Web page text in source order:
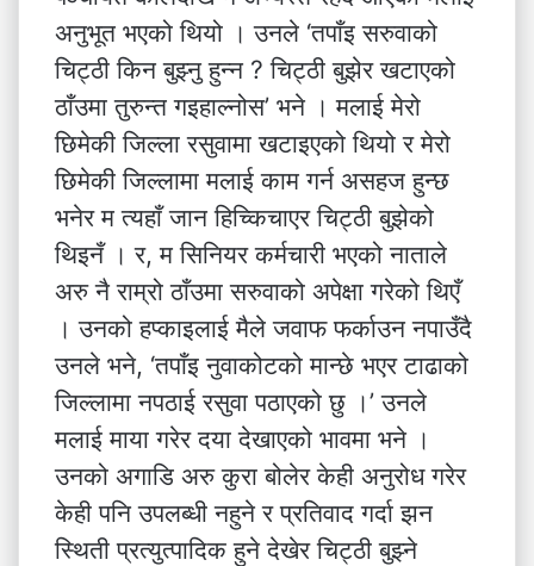
अनुभूत भएको थियो । उनले ‘तपाँइ सरुवाको
चिट्ठी किन बुझ्नु हुन्न ? चिट्ठी बुझेर खटाएको
ठाँउमा तुरुन्त गइहाल्नोस’ भने । मलाई मेरो
छिमेकी जिल्ला रसुवामा खटाइएको थियो र मेरो
छिमेकी जिल्लामा मलाई काम गर्न असहज हुन्छ
भनेर म त्यहाँ जान हिच्किचाएर चिट्ठी बुझेको
थिइनँ । र, म सिनियर कर्मचारी भएको नाताले
अरु नै राम्रो ठाँउमा सरुवाको अपेक्षा गरेको थिएँ
। उनको हप्काइलाई मैले जवाफ फर्काउन नपाउँदै
उनले भने, ‘तपाँइ नुवाकोटको मान्छे भएर टाढाको
जिल्लामा नपठाई रसुवा पठाएको छु ।’ उनले
मलाई माया गरेर दया देखाएको भावमा भने ।
उनको अगाडि अरु कुरा बोलेर केही अनुरोध गरेर
केही पनि उपलब्धी नहुने र प्रतिवाद गर्दा झन
स्थिती प्रत्युत्पादिक हुने देखेर चिट्ठी बुझ्ने